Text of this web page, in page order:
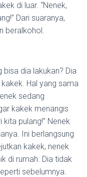
di luar. “Nenek,
Dari suaranya,
beralkohol.
bisa dia lakukan? Dia
Hal yang sama
sedang
kakek menangis
kita pulang!” Nenek
Ini berlangsung
kakek, nenek
di rumah. Dia tidak
sebelumnya.